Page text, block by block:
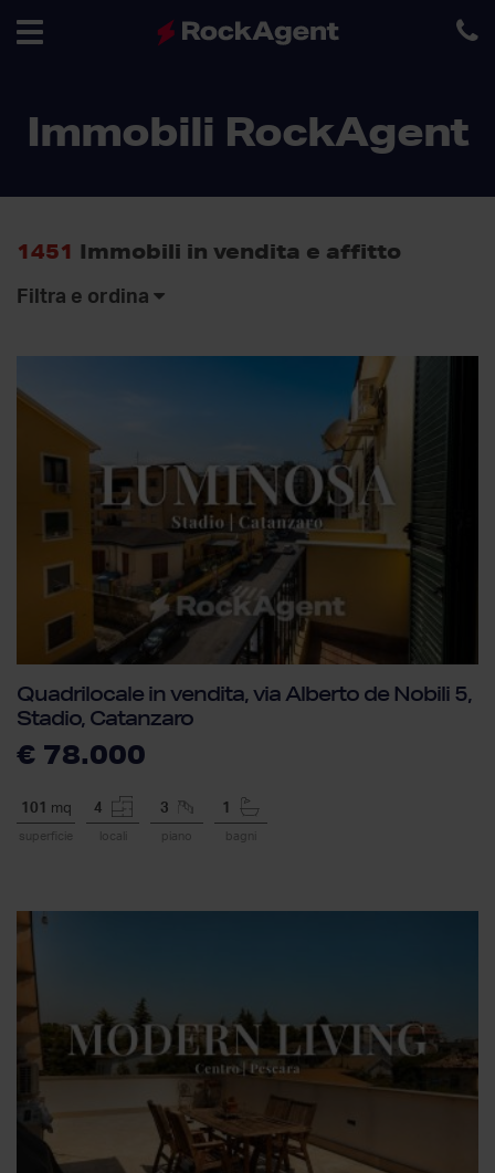
navigation
Immobili RockAgent
1451 Immobili in vendita e affitto
Filtra e ordina
Quadrilocale in vendita, via Alberto de Nobili 5,
Stadio, Catanzaro
€ 78.000
101 mq
superficie
4
locali
3
piano
1
bagni